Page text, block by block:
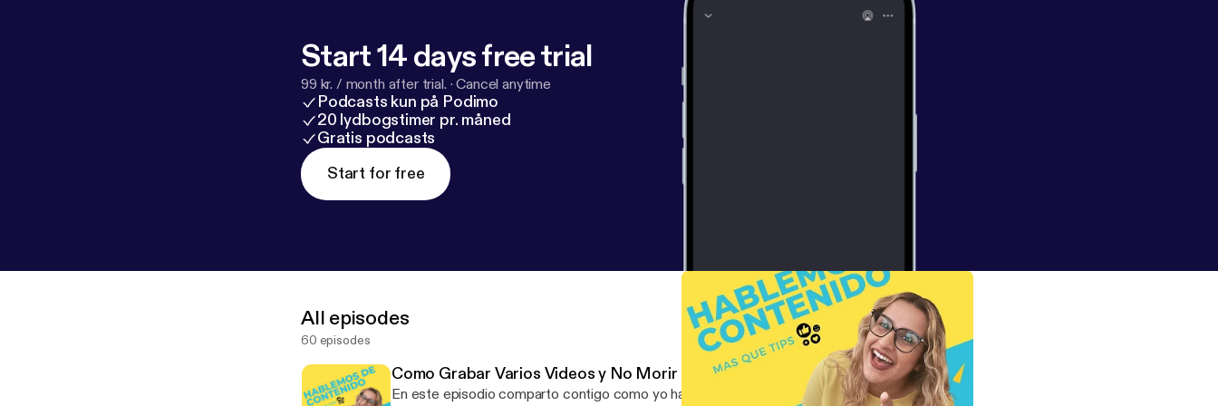
Start 14 days free trial
99 kr. / month after trial. ·Cancel anytime
Podcasts kun på Podimo
20 lydbogstimer pr. måned
Gratis podcasts
Start for free
All episodes
60 episodes
Como Grabar Varios Videos y No Morir en el Intento| Ep.60
En este episodio comparto contigo como yo hago la creación de Batches de